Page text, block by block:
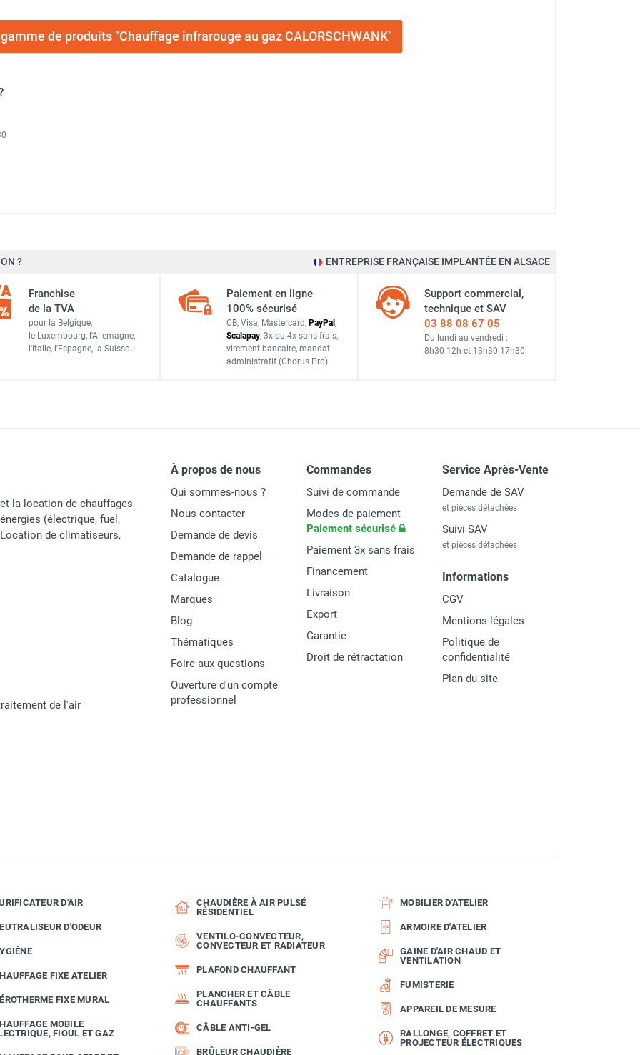
de produits "Chauffage infrarouge au gaz CALORSCHWANK"
2,91 m³/h
2,25 m³/h
112 kg
230 V - 50 Hz
Allumage et contrôle d'ionisation par boîtier IC
CALORSCHWANK
20 U - SCHWANK
? ENTREPRISE FRANÇAISE IMPLANTÉE EN ALSACE
Franchise
de la TVA
pour la Belgique,
le Luxembourg, l'Allemagne,
l'Italie, l'Espagne, la Suisse…
Paiement en ligne
100% sécurisé
CB, Visa, Mastercard, PayPal ,
Scalapay, 3x ou 4x sans frais,
virement bancaire, mandat
administratif (Chorus Pro)
Support commercial,
technique et SAV
03 88 08 67 05
Du lundi au vendredi :
8h30-12h et 13h30-17h30
la location de chauffages
(électrique, fuel,
de climatiseurs,
de l'air
À propos de nous
Qui sommes-nous ?
Nous contacter
Demande de devis
Demande de rappel
Catalogue
Marques
Blog
Thématiques
Foire aux questions
Ouverture d'un compte
professionnel
Commandes
Suivi de commande
Modes de paiement
Paiement sécurisé
Paiement 3x sans frais
Financement
Livraison
Export
Garantie
Droit de rétractation
Service Après-Vente
Demande de SAV
et pièces détachées
Suivi SAV
et pièces détachées
Informations
CGV
Mentions légales
Politique de
confidentialité
Plan du site
D'AIR
D'ODEUR
FIXE ATELIER
FIXE MURAL
MOBILE
FIOUL ET GAZ
CHAUDIÈRE À AIR PULSÉ
RÉSIDENTIEL
VENTILO-CONVECTEUR,
CONVECTEUR ET RADIATEUR
PLAFOND CHAUFFANT
PLANCHER ET CÂBLE
CHAUFFANTS
CÂBLE ANTI-GEL
BRÛLEUR CHAUDIÈRE
MOBILIER D'ATELIER
ARMOIRE D'ATELIER
GAINE D'AIR CHAUD ET
VENTILATION
FUMISTERIE
APPAREIL DE MESURE
RALLONGE, COFFRET ET
PROJECTEUR ÉLECTRIQUES